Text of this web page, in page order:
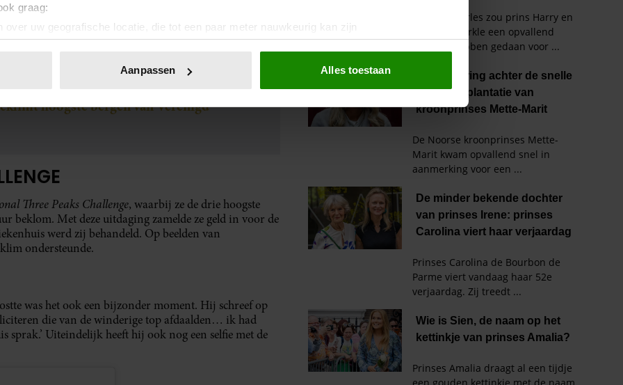
graag:
over uw geografische locatie, die tot een paar meter nauwkeurig kan zijn
door het actief te scannen op specifieke eigenschappen (fingerprinting)
of intrekken in de Cookieverklaring.
en advertenties te personaliseren, om functies voor social media te bieden en om ons
Ook delen we informatie over uw gebruik van onze site met onze partners voor social
Deze partners kunnen deze gegevens combineren met andere informatie die u aan ze heeft
Aanpassen Alles toestaan
hoogste bergen van Verenigd
Three Peaks Challenge, waarbij ze de drie hoogste
beklom. Met deze uitdaging zamelde ze geld in voor de
werd zij behandeld. Op beelden van
ondersteunde.
was het ook een bijzonder moment. Hij schreef op
die van de winderige top afdaalden… ik had
sprak.’ Uiteindelijk heeft hij ook nog een selfie met de